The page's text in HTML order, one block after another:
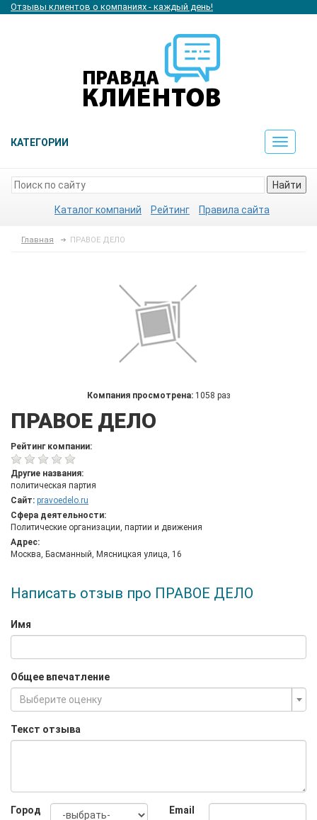
Отзывы клиентов о компаниях - каждый день!
КАТЕГОРИИ
Toggle
Найти
Каталог компаний Рейтинг Правила сайта
Главная ПРАВОЕ ДЕЛО
Компания просмотрена: 1058 раз
ПРАВОЕ ДЕЛО
Рейтинг компании:
Другие названия:
политическая партия
Сайт: pravoedelo.ru
Сфера деятельности:
Политические организации, партии и движения
Адрес:
Москва, Басманный, Мясницкая улица, 16
Написать отзыв про ПРАВОЕ ДЕЛО
Имя
Общее впечатление
Выберите оценку
Текст отзыва
Город Email